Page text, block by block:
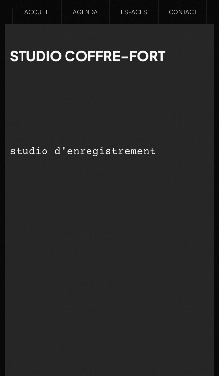
ACCUEIL AGENDA ESPACES CONTACT
STUDIO COFFRE-FORT
studio d'enregistrement